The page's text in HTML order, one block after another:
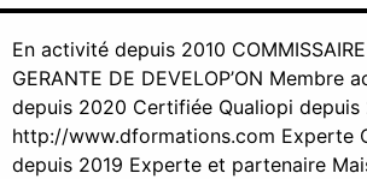
En activité depuis 2010 COMMISSAIRE
GERANTE DE DEVELOP’ON Membre
depuis 2020 Certifiée Qualiopi depuis
http://www.dformations.com Experte
depuis 2019 Experte et partenaire